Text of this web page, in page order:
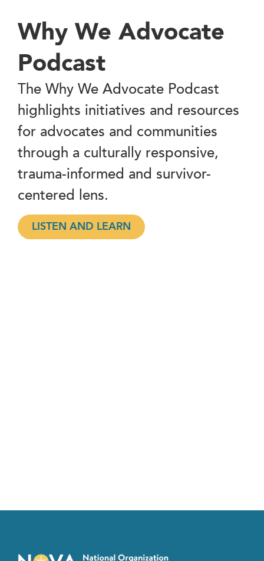
Why We Advocate
Podcast
The Why We Advocate Podcast
highlights initiatives and resources
for advocates and communities
through a culturally responsive,
trauma-informed and survivor-
centered lens.
LISTEN AND LEARN